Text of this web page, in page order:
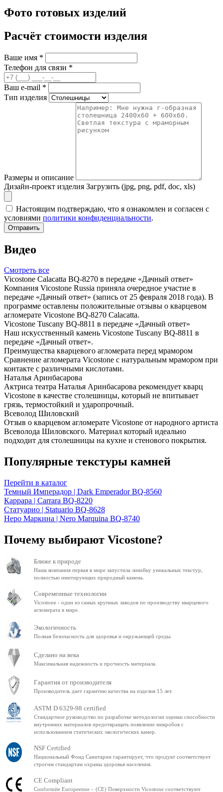
Фото готовых изделий
Расчёт стоимости изделия
Ваше имя *
Телефон для связи *
Ваш e-mail *
Тип изделия
Размеры и описание
Дизайн-проект изделия Загрузить (jpg, png, pdf, doc, xls)
Настоящим подтверждаю, что я ознакомлен и согласен с
условиями политики конфиденциальности.
Отправить
Видео
Смотреть все
Vicostone Calacatta BQ-8270 в передаче «Дачный ответ»
Компания Vicostone Russia приняла очередное участие в
передаче «Дачный ответ» (запись от 25 февраля 2018 года). В
программе оставлены положительные отзывы о кварцевом
агломерате Vicostone BQ-8270 Calacatta.
Vicostone Tuscany BQ-8811 в передаче «Дачный ответ»
Наш искусственный камень Vicostone Tuscany BQ-8811 в
передаче «Дачный ответ».
Преимущества кварцевого агломерата перед мрамором
Сравнение агломерата Vicostone с натуральным мрамором при
контакте с различными кислотами.
Наталья Аринбасарова
Актриса театра Наталья Аринбасарова рекомендует кварц
Vicostone в качестве столешницы, который не впитывает
грязь, термостойкий и ударопрочный.
Всеволод Шиловский
Отзыв о кварцевом агломерате Vicostone от народного артиста
Всеволода Шиловского. Материал который идеально
подходит для столешницы на кухне и стенового покрытия.
Популярные текстуры камней
Перейти в каталог
Темный Имперадор | Dark Emperador BQ-8560
Каррара | Carrara BQ-8220
Статуарио | Statuario BQ-8628
Неро Маркина | Nero Marquina BQ-8740
Почему выбирают Vicostone?
Ближе к природе
Наша компания первая в мире запустила линейку уникальных текстур,
полностью имитирующих природный камень.
Современные технологии
Vicostone - один из самых крупных заводов по производству кварцевого
агломерата в мире.
Экологичность
Полная безопасность для здоровья и окружающей среды.
Сделано на века
Максимальная надежность и прочность материала.
Гарантия от производителя
Производитель дает гарантию качества на изделия 15 лет.
ASTM D 6329-98 certified
Стандартное руководство по разработке методологии оценки способности
внутренних материалов предотвращать появление микробов с
использованием статических экологических камер.
NSF Certified
Национальный Фонд Санитарии гарантирует, что продукт соответствует
строгим стандартам охраны здоровья населения.
CE Compliant
Conformite Europeenne – (CE) Поверхности Vicostone соответствуют